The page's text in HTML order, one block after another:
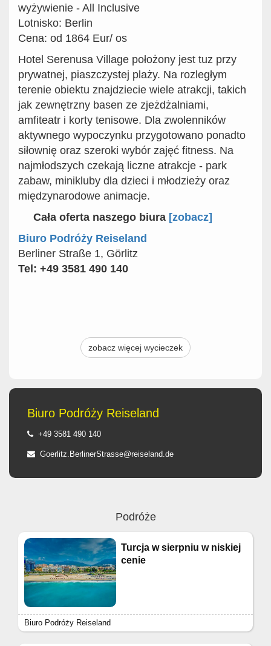
wyżywienie - All Inclusive
Lotnisko: Berlin
Cena: od 1864 Eur/ os
Hotel Serenusa Village położony jest tuz przy
prywatnej, piaszczystej plaży. Na rozległym
terenie obiektu znajdziecie wiele atrakcji, takich
jak zewnętrzny basen ze zjeżdżalniami,
amfiteatr i korty tenisowe. Dla zwolenników
aktywnego wypoczynku przygotowano ponadto
siłownię oraz szeroki wybór zajęć fitness. Na
najmłodszych czekają liczne atrakcje - park
zabaw, minikluby dla dzieci i młodzieży oraz
międzynarodowe animacje.
Cała oferta naszego biura [zobacz]
Biuro Podróży Reiseland
Berliner Straße 1, Görlitz
Tel: +49 3581 490 140
zobacz więcej wycieczek
Biuro Podróży Reiseland
+49 3581 490 140
Goerlitz.BerlinerStrasse@reiseland.de
Podróże
Turcja w sierpniu w niskiej
cenie
Biuro Podróży Reiseland